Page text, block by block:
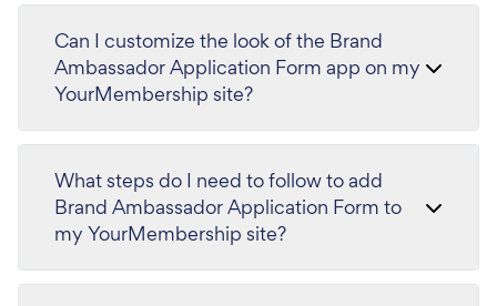
Can I customize the look of the Brand
Ambassador Application Form app on my
YourMembership site?
What steps do I need to follow to add
Brand Ambassador Application Form to
my YourMembership site?